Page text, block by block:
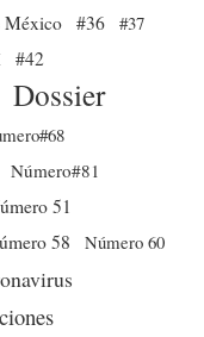
México #36 #37
#42
Dossier
Número#81
51
58
Número 60